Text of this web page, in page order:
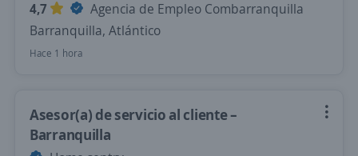
4,7
Agencia de Empleo Combarranquilla
Barranquilla, Atlántico
Hace 1 hora
Asesor(a) de servicio al cliente –
Barranquilla